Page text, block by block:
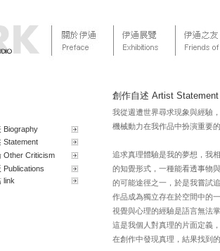
Biography
Statement
Other Criticism
Publications
link
創作自述 Artist Statement
我從週遭世界尋求現象與經驗
機械動力在我作品中扮演重要
追求真理體驗是我的夢想，我
的知覺形式，一種能看透事物
的可能途徑之一，於是我嘗試
作品成為獨立存在於空間中的
視覺與心理的經驗是語言無法
這是我個人對真理的片面定義
在創作中發現真理，結果找到